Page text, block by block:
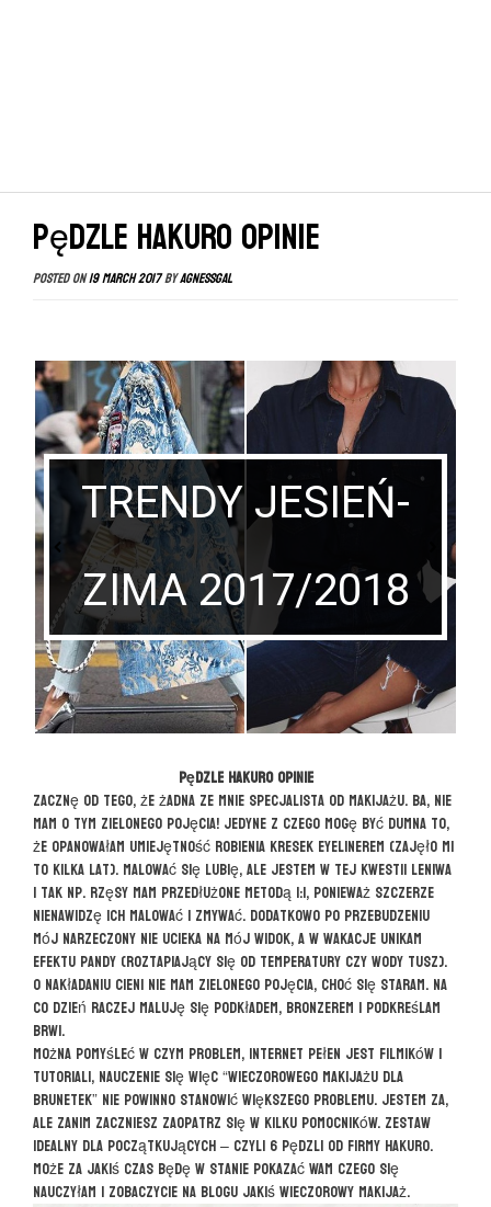
Pędzle HAKURO opinie
Posted on19 March 2017byagnessgal
TRENDY JESIEŃ-
ZIMA 2017/2018
Pędzle HAKURO opinie
Zacznę od tego, że żadna ze mnie specjalista od makijażu. Ba, nie
mam o tym zielonego pojęcia! Jedyne z czego mogę być dumna to,
że opanowałam umiejętność robienia kresek eyelinerem (zajęło mi
to kilka lat). Malować się lubię, ale jestem w tej kwestii leniwa
i tak np. rzęsy mam przedłużone metodą 1:1, ponieważ szczerze
nienawidzę ich malować i zmywać. Dodatkowo po przebudzeniu
mój narzeczony nie ucieka na mój widok, a w wakacje unikam
efektu pandy (roztapiający się od temperatury czy wody tusz).
O nakładaniu cieni nie mam zielonego pojęcia, choć się staram. Na
co dzień raczej maluję się podkładem, bronzerem i podkreślam
brwi.
Można pomyśleć w czym problem, internet pełen jest filmików i
tutoriali, nauczenie się więc “wieczorowego makijażu dla
brunetek” nie powinno stanowić większego problemu. Jestem za,
ale zanim zaczniesz zaopatrz się w kilku pomocników. Zestaw
idealny dla początkujących – czyli 6 pędzli od firmy Hakuro.
Może za jakiś czas będę w stanie pokazać Wam czego się
nauczyłam i zobaczycie na blogu jakiś wieczorowy makijaż.